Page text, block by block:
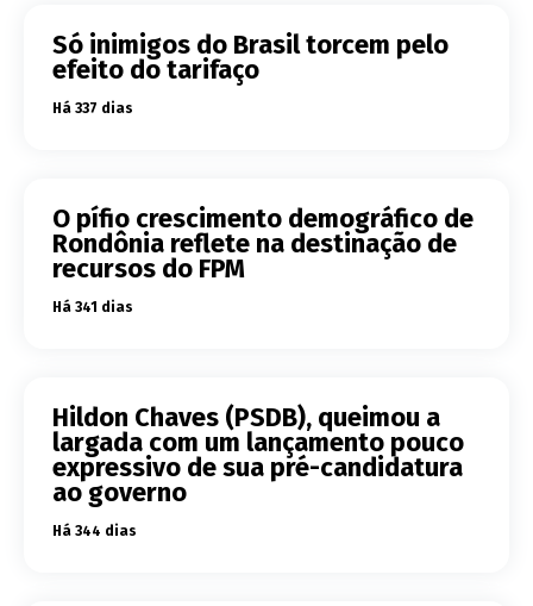
Só inimigos do Brasil torcem pelo
efeito do tarifaço
Há 337 dias
O pífio crescimento demográfico de
Rondônia reflete na destinação de
recursos do FPM
Há 341 dias
Hildon Chaves (PSDB), queimou a
largada com um lançamento pouco
expressivo de sua pré-candidatura
ao governo
Há 344 dias